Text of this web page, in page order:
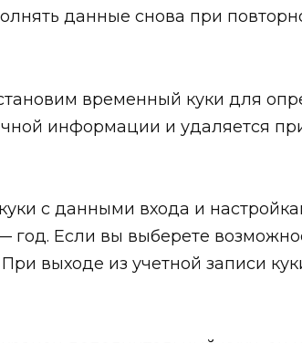
данные снова при
временный куки для
информации и удаляется
с данными входа и
год. Если вы выберете
выходе из учетной записи